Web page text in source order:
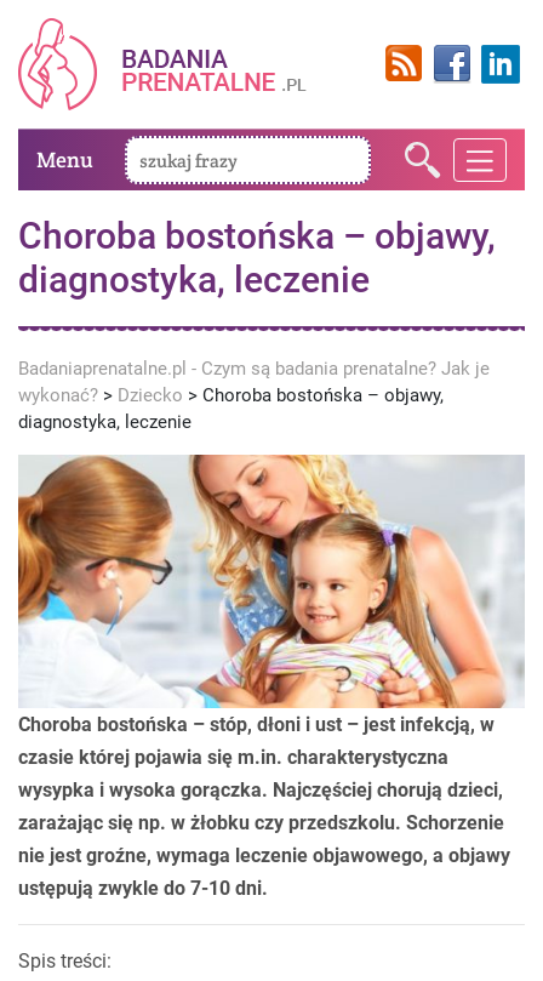
Menu
Choroba bostońska – objawy,
diagnostyka, leczenie
Badaniaprenatalne.pl - Czym są badania prenatalne? Jak je
wykonać? > Dziecko > Choroba bostońska – objawy,
diagnostyka, leczenie
Choroba bostońska – stóp, dłoni i ust – jest infekcją, w
czasie której pojawia się m.in. charakterystyczna
wysypka i wysoka gorączka. Najczęściej chorują dzieci,
zarażając się np. w żłobku czy przedszkolu. Schorzenie
nie jest groźne, wymaga leczenie objawowego, a objawy
ustępują zwykle do 7-10 dni.
Spis treści: